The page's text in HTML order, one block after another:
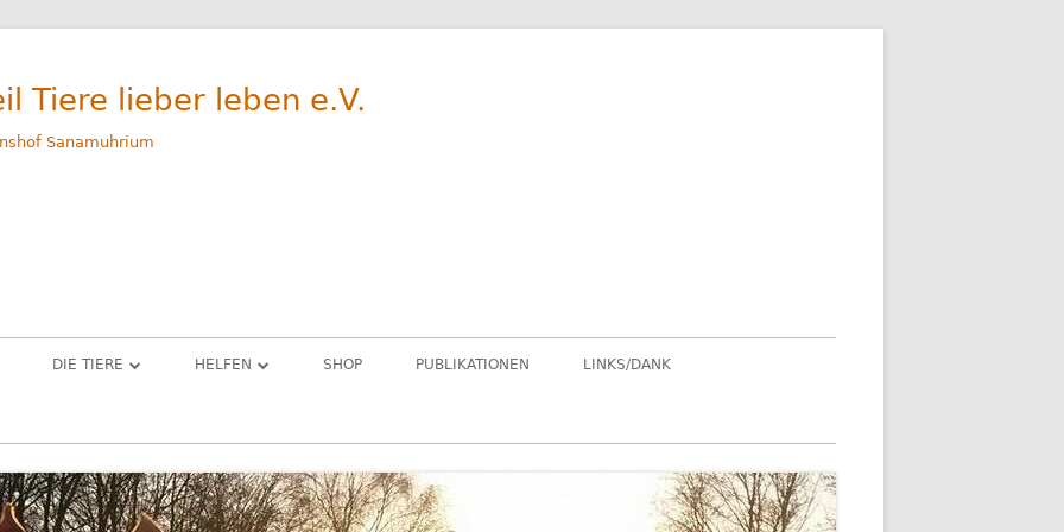
Tiere lieber leben e.V.
Sanamuhrium
DIE TIERE
SCHWEINE
HELFEN
SACHSPENDEN
SHOP PUBLIKATIONEN LINKS/DANK